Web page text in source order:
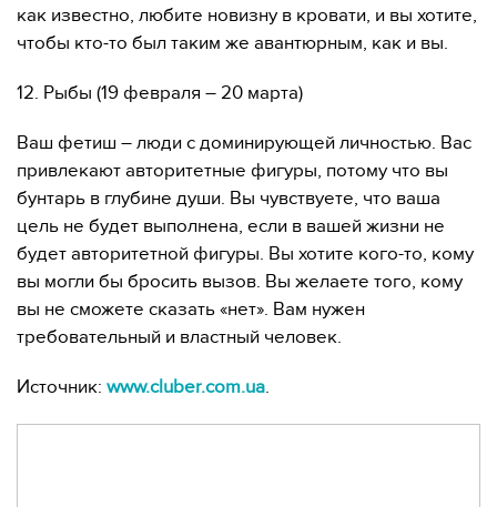
как известно, любите новизну в кровати, и вы хотите,
чтобы кто-то был таким же авантюрным, как и вы.
12. Рыбы (19 февраля – 20 марта)
Ваш фетиш – люди с доминирующей личностью. Вас
привлекают авторитетные фигуры, потому что вы
бунтарь в глубине души. Вы чувствуете, что ваша
цель не будет выполнена, если в вашей жизни не
будет авторитетной фигуры. Вы хотите кого-то, кому
вы могли бы бросить вызов. Вы желаете того, кому
вы не сможете сказать «нет». Вам нужен
требовательный и властный человек.
Источник: www.cluber.com.ua.